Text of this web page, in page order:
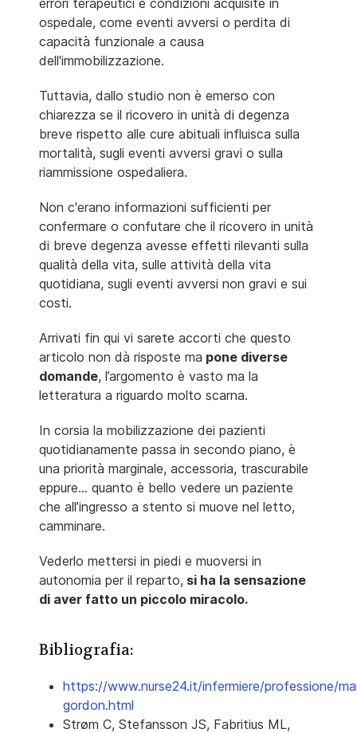
errori terapeutici e condizioni acquisite in
ospedale, come eventi avversi o perdita di
capacità funzionale a causa
dell'immobilizzazione.
Tuttavia, dallo studio non è emerso con
chiarezza se il ricovero in unità di degenza
breve rispetto alle cure abituali influisca sulla
mortalità, sugli eventi avversi gravi o sulla
riammissione ospedaliera.
Non c'erano informazioni sufficienti per
confermare o confutare che il ricovero in unità
di breve degenza avesse effetti rilevanti sulla
qualità della vita, sulle attività della vita
quotidiana, sugli eventi avversi non gravi e sui
costi.
Arrivati fin qui vi sarete accorti che questo
articolo non dà risposte ma pone diverse
domande, l’argomento è vasto ma la
letteratura a riguardo molto scarna.
In corsia la mobilizzazione dei pazienti
quotidianamente passa in secondo piano, è
una priorità marginale, accessoria, trascurabile
eppure… quanto è bello vedere un paziente
che all’ingresso a stento si muove nel letto,
camminare.
Vederlo mettersi in piedi e muoversi in
autonomia per il reparto, si ha la sensazione
di aver fatto un piccolo miracolo.
Bibliografia:
https://www.nurse24.it/infermiere/professione/
gordon.html
Strøm C, Stefansson JS, Fabritius ML,